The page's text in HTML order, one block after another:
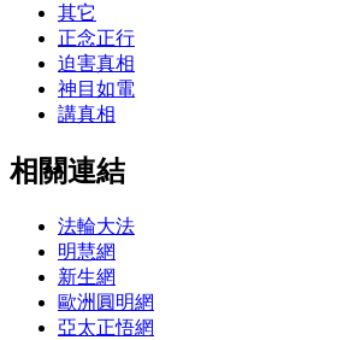
其它
正念正行
迫害真相
神目如電
講真相
相關連結
法輪大法
明慧網
新生網
歐洲圓明網
亞太正悟網